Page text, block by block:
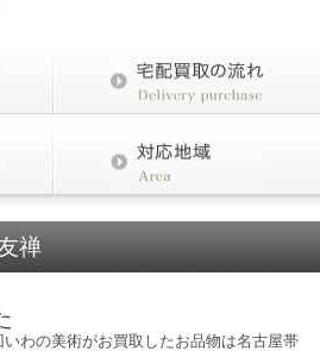
禅
いわの美術がお買取したお品物は名古屋帯